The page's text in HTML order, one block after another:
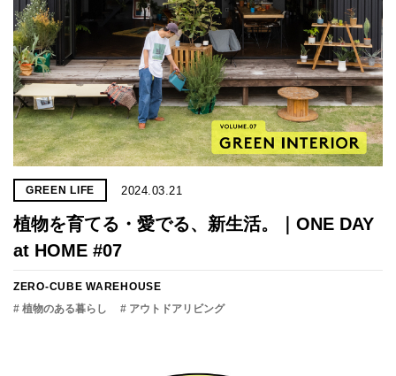
GREEN LIFE 2024.03.21
植物を育てる・愛でる、新生活。｜ONE DAY
at HOME #07
ZERO-CUBE WAREHOUSE
# 植物のある暮らし
# アウトドアリビング